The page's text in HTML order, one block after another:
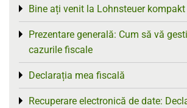
Bine ați venit la Lohnsteuer kompakt
Toggle menu
Prezentare generală: Cum să vă
cazurile fiscale
Toggle menu
Declarația mea fiscală
Toggle menu
Recuperare electronică de date:
Toggle menu